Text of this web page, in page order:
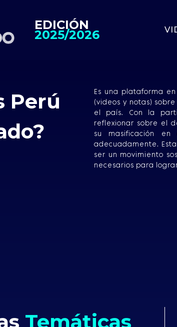
EDICIÓN
2025/2026
Perú
Es una plataforma
(videos y notas)
el país. Con la
reflexionar sobre el
su masificación
adecuadamente.
ser un movimiento
necesarios para
Temáticas